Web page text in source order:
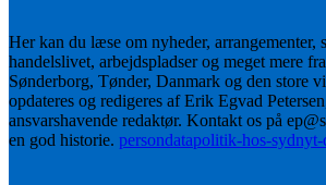
Her kan du læse om nyheder, arrangementer,
handelslivet, arbejdspladser og meget mere
Sønderborg, Tønder, Danmark og den store
opdateres og redigeres af Erik Egvad
ansvarshavende redaktør. Kontakt os på
en god historie. persondatapolitik-hos-sydnyt-